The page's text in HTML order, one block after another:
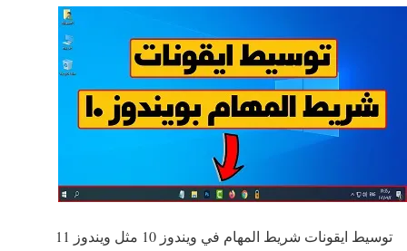
توسيط ايقونات شريط المهام في ويندوز 10 مثل ويندوز 11